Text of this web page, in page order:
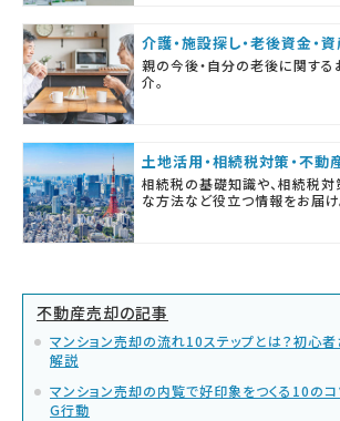
介護・施設探し・老後資金・
親の今後・自分の老後に関す
介。
土地活用・相続税対策・不動
相続税の基礎知識や、相続税
な方法など役立つ情報をお届け
不動産売却の記事
マンション売却の流れ10ステップとは？初心者
解説
マンション売却の内覧で好印象をつくる10の
G行動